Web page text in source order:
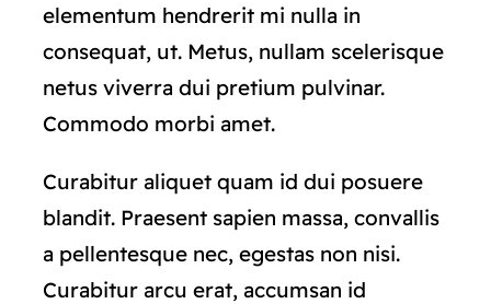
elementum hendrerit mi nulla in
consequat, ut. Metus, nullam scelerisque
netus viverra dui pretium pulvinar.
Commodo morbi amet.
Curabitur aliquet quam id dui posuere
blandit. Praesent sapien massa, convallis
a pellentesque nec, egestas non nisi.
Curabitur arcu erat, accumsan id